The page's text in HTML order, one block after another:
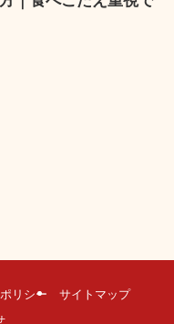
リシー
サイトマップ